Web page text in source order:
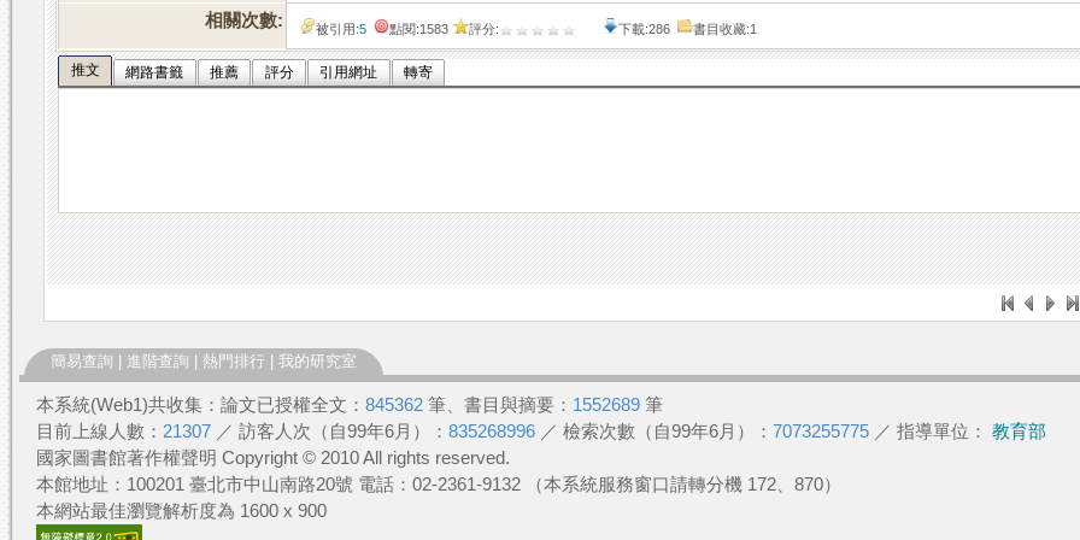
相關次數: 被引用:5 點閱:1583 評分: 下載:286 書目收藏:1
推文 網路書籤 推薦 評分 引用網址 轉寄
簡易查詢 進階查詢 熱門排行 我的研究室
本系統(Web1)共收集：論文已授權全文： 845362 筆、書目與摘要： 1552689 筆
目前上線人數： 21307 ／ 訪客人次（自99年6月）： 835268996 ／ 檢索次數（自99年6月）： 7073255775 ／ 指導單位： 教育部
國家圖書館著作權聲明 Copyright © 2010 All rights reserved.
本館地址：100201 臺北市中山南路20號 電話：02-2361-9132 （本系統服務窗口請轉分機 172、870）
本網站最佳瀏覽解析度為 1600 x 900